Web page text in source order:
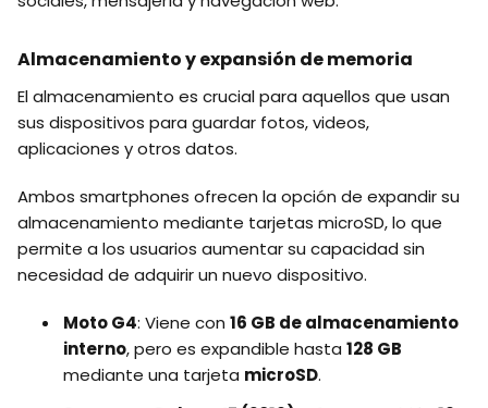
Almacenamiento y expansión de memoria
El almacenamiento es crucial para aquellos que usan
sus dispositivos para guardar fotos, videos,
aplicaciones y otros datos.
Ambos smartphones ofrecen la opción de expandir su
almacenamiento mediante tarjetas microSD, lo que
permite a los usuarios aumentar su capacidad sin
necesidad de adquirir un nuevo dispositivo.
Moto G4: Viene con 16 GB de almacenamiento
interno, pero es expandible hasta 128 GB
mediante una tarjeta microSD.